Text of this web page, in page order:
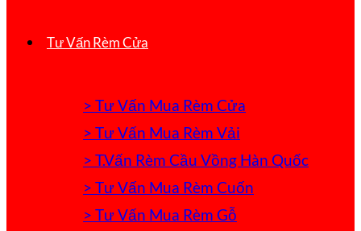
Tư Vấn Rèm Cửa
> Tư Vấn Mua Rèm Cửa
> Tư Vấn Mua Rèm Vải
> T.Vấn Rèm Cầu Vồng Hàn Quốc
> Tư Vấn Mua Rèm Cuốn
> Tư Vấn Mua Rèm Gỗ